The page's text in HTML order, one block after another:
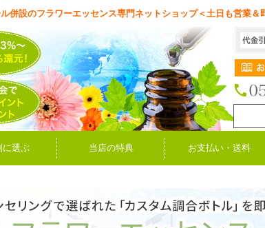
併設のフラワーエッセンス専門ネットショップ＜土日も営業＆
に選ぶ 当店の特典 お支払い・送料